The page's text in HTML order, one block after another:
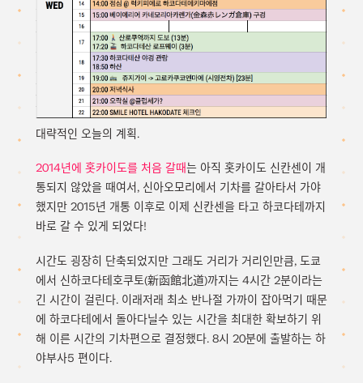
대략적인 오늘의 계획.
2014년에 홋카이도를 처음 갈때는 아직 홋카이도 신칸센이 개
통되지 않았을 때여서, 신아오모리에서 기차를 갈아타서 가야
했지만 2015년 개통 이후로 이제 신칸센을 타고 하코다테까지
바로 갈 수 있게 되었다!
시간도 굉장히 단축되었지만 그래도 거리가 거리인만큼, 도쿄
에서 신하코다테호쿠토(新函館北道)까지는 4시간 2분이라는
긴 시간이 걸린다. 이래저래 최소 반나절 가까이 잡아먹기 때문
에 하코다테에서 돌아다닐수 있는 시간을 최대한 확보하기 위
해 이른 시간의 기차편으로 결정했다. 8시 20분에 출발하는 하
야부사5 편이다.